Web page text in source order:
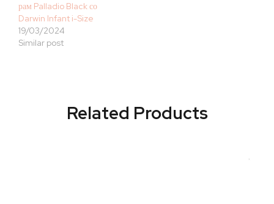
рам Palladio Black со
Darwin Infant i-Size
19/03/2024
Similar post
Related Products